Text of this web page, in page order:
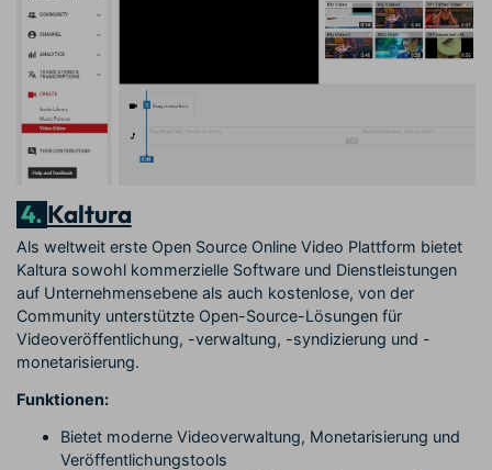
4. Kaltura
Als weltweit erste Open Source Online Video Plattform bietet
Kaltura sowohl kommerzielle Software und Dienstleistungen
auf Unternehmensebene als auch kostenlose, von der
Community unterstützte Open-Source-Lösungen für
Videoveröffentlichung, -verwaltung, -syndizierung und -
monetarisierung.
Funktionen:
Bietet moderne Videoverwaltung, Monetarisierung und
Veröffentlichungstools